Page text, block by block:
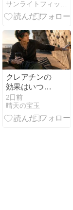
ます！がんば
らない運動術
介！
クレアチンの
効果はいつか
ら出る？変化
を感じるまで
の期間をオレ
2日前
晴天の宝玉